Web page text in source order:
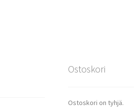
Ostoskori
Ostoskori on tyhjä.